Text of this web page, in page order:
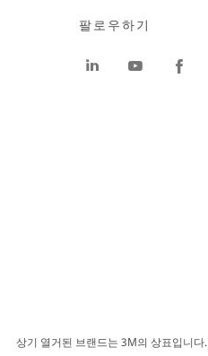
팔로우하기
상기 열거된 브랜드는 3M의 상표입니다.